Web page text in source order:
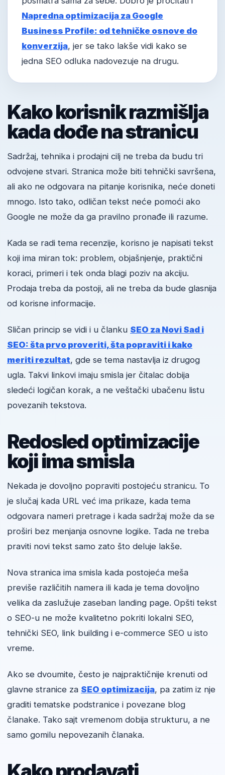
Napredna optimizacija za Google
Business Profile: od tehničke osnove do
konverzija, jer se tako lakše vidi kako se
jedna SEO odluka nadovezuje na drugu.
Kako korisnik razmišlja
kada dođe na stranicu
Sadržaj, tehnika i prodajni cilj ne treba da budu tri
odvojene stvari. Stranica može biti tehnički savršena,
ali ako ne odgovara na pitanje korisnika, neće doneti
mnogo. Isto tako, odličan tekst neće pomoći ako
Google ne može da ga pravilno pronađe ili razume.
Kada se radi tema recenzije, korisno je napisati tekst
koji ima miran tok: problem, objašnjenje, praktični
koraci, primeri i tek onda blagi poziv na akciju.
Prodaja treba da postoji, ali ne treba da bude glasnija
od korisne informacije.
Sličan princip se vidi i u članku SEO za Novi Sad i
SEO: šta prvo proveriti, šta popraviti i kako
meriti rezultat, gde se tema nastavlja iz drugog
ugla. Takvi linkovi imaju smisla jer čitalac dobija
sledeći logičan korak, a ne veštački ubačenu listu
povezanih tekstova.
Redosled optimizacije
koji ima smisla
Nekada je dovoljno popraviti postojeću stranicu. To
je slučaj kada URL već ima prikaze, kada tema
odgovara nameri pretrage i kada sadržaj može da se
proširi bez menjanja osnovne logike. Tada ne treba
praviti novi tekst samo zato što deluje lakše.
Nova stranica ima smisla kada postojeća meša
previše različitih namera ili kada je tema dovoljno
velika da zaslužuje zaseban landing page. Opšti tekst
o SEO-u ne može kvalitetno pokriti lokalni SEO,
tehnički SEO, link building i e-commerce SEO u isto
vreme.
Ako se dvoumite, često je najpraktičnije krenuti od
glavne stranice za SEO optimizacija, pa zatim iz nje
graditi tematske podstranice i povezane blog
članake. Tako sajt vremenom dobija strukturu, a ne
samo gomilu nepovezanih članaka.